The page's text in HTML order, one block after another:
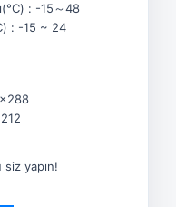
: -15～48
: -15 ~ 24
yapın!